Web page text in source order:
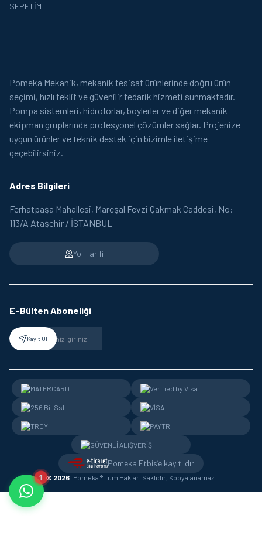
1
SEPETIM
Pomeka Mekanik, mekanik tesisat ürünlerinde doğru ürün
seçimi, hızlı teklif ve güvenilir tedarik hizmeti sunmaktadır.
Pompa sistemleri, hidroforlar, boylerler ve diğer mekanik
ekipman gruplarında profesyonel çözümler sağlar. Projenize
uygun ürünler ve teknik destek için bizimle iletişime
geçebilirsiniz.
Adres Bilgileri
Ferhatpaşa Mahallesi, Mareşal Fevzi Çakmak Caddesi, No:
113/A Ataşehir / İSTANBUL
Yol Tarifi
E-Bülten Aboneliği
Kayıt Ol
Pomeka Etbis’e kayıtlıdır
© 2026| Pomeka ® Tüm Hakları Saklıdır, Kopyalanamaz.